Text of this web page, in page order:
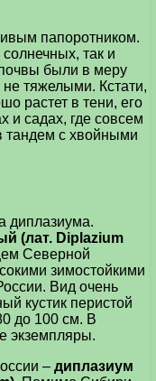
папоротником.
так и
были в меру
тяжелыми. Кстати,
растет в тени, его
и садах, где совсем
тандем с хвойными
диплазиума.
(лат. Diplazium
Северной
зимостойкими
Вид очень
кустик перистой
до 100 см. В
экземпляры.
– диплазиум